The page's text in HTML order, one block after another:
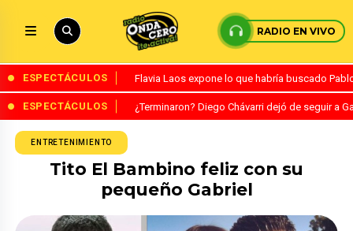
RADIO EN VIVO
ESPECTÁCULOS Flavia Laos expone lo que habría buscado
ESPECTÁCULOS ¿Terminaron? Diego Chávarri dejó de seguir a
ENTRETENIMIENTO
Tito El Bambino feliz con su
pequeño Gabriel